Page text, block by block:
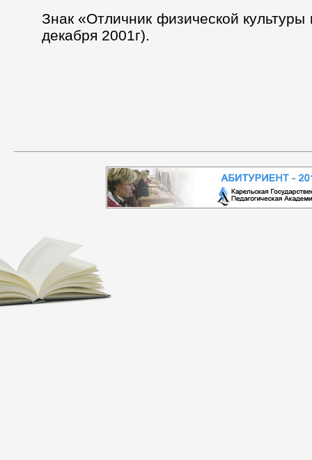
Знак «Отличник физической
декабря 2001г).